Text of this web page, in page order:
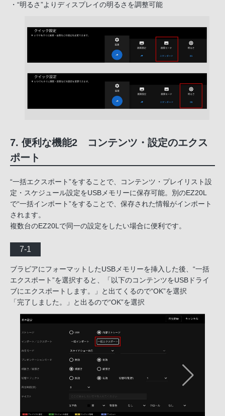
・“明るさ”よりディスプレイの明るさを調整可能
7. 便利な機能2 コンテンツ・設定のエクス
ポート
“一括エクスポート”をすることで、コンテンツ・プレイリスト設
定・スケジュール設定をUSBメモリーに保存可能。別のEZ20L
で“一括インポート”をすることで、保存された情報がインポート
されます。
複数台のEZ20Lで同一の設定をしたい場合に便利です。
7-1
ブラビアにフォーマットしたUSBメモリーを挿入した後、“一括
エクスポート”を選択すると、「以下のコンテンツをUSBドライ
ブにエクスポートします。」と出てくるので“OK”を選択
「完了しました。」と出るので“OK”を選択